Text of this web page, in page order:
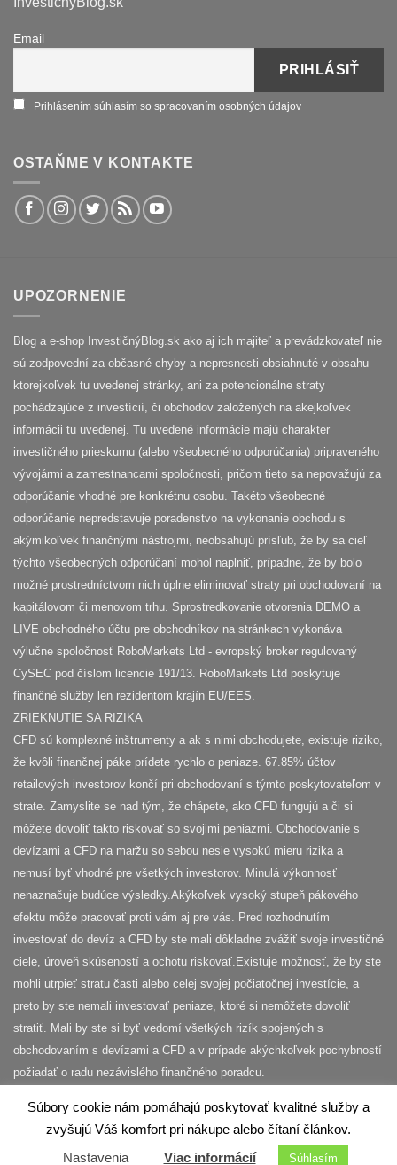
Email
Prihlásením súhlasím so spracovaním osobných údajov
OSTAŇME V KONTAKTE
UPOZORNENIE
Blog a e-shop InvestičnýBlog.sk ako aj ich majiteľ a prevádzkovateľ nie
sú zodpovední za občasné chyby a nepresnosti obsiahnuté v obsahu
ktorejkoľvek tu uvedenej stránky, ani za potencionálne straty
pochádzajúce z investícií, či obchodov založených na akejkoľvek
informácii tu uvedenej. Tu uvedené informácie majú charakter
investičného prieskumu (alebo všeobecného odporúčania) pripraveného
vývojármi a zamestnancami spoločnosti, pričom tieto sa nepovažujú za
odporúčanie vhodné pre konkrétnu osobu. Takéto všeobecné
odporúčanie nepredstavuje poradenstvo na vykonanie obchodu s
akýmikoľvek finančnými nástrojmi, neobsahujú prísľub, že by sa cieľ
týchto všeobecných odporúčaní mohol naplniť, prípadne, že by bolo
možné prostredníctvom nich úplne eliminovať straty pri obchodovaní na
kapitálovom či menovom trhu. Sprostredkovanie otvorenia DEMO a
LIVE obchodného účtu pre obchodníkov na stránkach vykonáva
výlučne spoločnosť RoboMarkets Ltd - evropský broker regulovaný
CySEC pod číslom licencie 191/13. RoboMarkets Ltd poskytuje
finančné služby len rezidentom krajín EU/EES.
ZRIEKNUTIE SA RIZIKA
CFD sú komplexné inštrumenty a ak s nimi obchodujete, existuje riziko,
že kvôli finančnej páke prídete rychlo o peniaze. 67.85% účtov
retailových investorov končí pri obchodovaní s týmto poskytovateľom v
strate. Zamyslite se nad tým, že chápete, ako CFD fungujú a či si
môžete dovoliť takto riskovať so svojimi peniazmi. Obchodovanie s
devízami a CFD na maržu so sebou nesie vysokú mieru rizika a
nemusí byť vhodné pre všetkých investorov. Minulá výkonnosť
nenaznačuje budúce výsledky.​ Akýkoľvek vysoký stupeň pákového
efektu môže pracovať proti vám aj pre vás. Pred rozhodnutím
investovať do devíz a CFD by ste mali dôkladne zvážiť svoje investičné
ciele, úroveň skúseností a ochotu riskovať.​ Existuje možnosť, že by ste
mohli utrpieť stratu časti alebo celej svojej počiatočnej investície, a
preto by ste nemali investovať peniaze, ktoré si nemôžete dovoliť
stratiť. Mali by ste si byť vedomí všetkých rizík spojených s
obchodovaním s devízami a CFD a v prípade akýchkoľvek pochybností
požiadať o radu nezávislého finančného poradcu.
© 2026 InvestičnýBlog.sk | Všetky práva vyhradené.
Akékoľvek kopírovanie obsahu tejto stránky je bez
Súbory cookie nám pomáhajú poskytovať kvalitné služby a
zvyšujú Váš komfort pri nákupe alebo čítaní článkov.
Nastavenia
Viac informácií Súhlasím